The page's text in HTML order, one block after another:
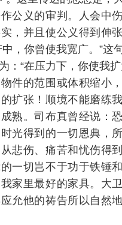
公义的审判。人会中
，并且使公义得到伸
中，你曾使我宽广。”这
：“在压力下，你使我扩
件的范围或体积缩小
扩张！顺境不能磨练
熟。司布真曾经说：
光得到的一切恩典，
悲伤、痛苦和忧伤得
一切岂不于功于铁锤
家里最好的家具。大
允他的祷告所以自然